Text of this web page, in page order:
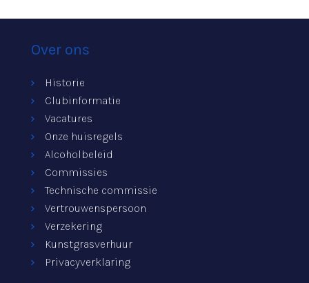
Over ons
Historie
Clubinformatie
Vacatures
Onze huisregels
Alcoholbeleid
Commissies
Technische commissie
Vertrouwenspersoon
Verzekering
Kunstgrasverhuur
Privacyverklaring